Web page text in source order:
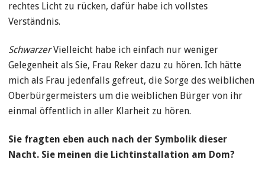
rechtes Licht zu rücken, dafür habe ich vollstes
Verständnis.
SchwarzerVielleicht habe ich einfach nur weniger
Gelegenheit als Sie, Frau Reker dazu zu hören. Ich hätte
mich als Frau jedenfalls gefreut, die Sorge des weiblichen
Oberbürgermeisters um die weiblichen Bürger von ihr
einmal öffentlich in aller Klarheit zu hören.
Sie fragten eben auch nach der Symbolik dieser
Nacht. Sie meinen die Lichtinstallation am Dom?